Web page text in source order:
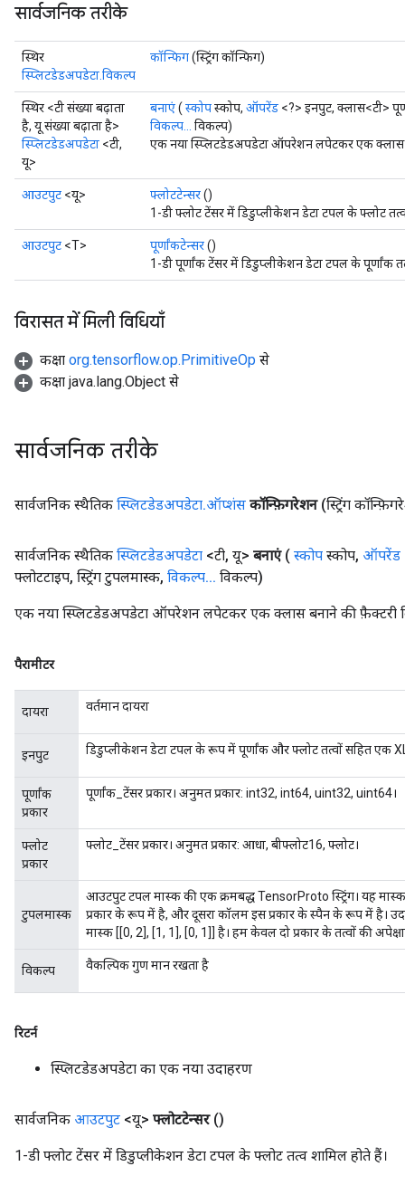
सार्वजनिक तरीके
स्थिर
स्प्लिटडेडअपडेटा.विकल्प
कॉन्फिग(स्ट्रिंग कॉन्फिग)
स्थिर <टी संख्या बढ़ाता
है, यू संख्या बढ़ाता है>
स्प्लिटडेडअपडेटा <टी,
यू>
बनाएं( स्कोपस्कोप, ऑपरेंड <?> इनपुट, क्लास<टी>
विकल्प...
विकल्प)
एक नया स्प्लिटडेडअपडेटा ऑपरेशन लपेटकर एक क्लास
आउटपुट <यू> फ्लोटटेन्सर()
1-डी फ्लोट टेंसर में डिडुप्लीकेशन डेटा टपल के फ्लोट
आउटपुट <T> पूर्णांकटेन्सर()
1-डी पूर्णांक टेंसर में डिडुप्लीकेशन डेटा टपल के पूर्णांक
विरासत में मिली विधियाँ
कक्षा org.tensorflow.op.PrimitiveOp से
कक्षा java.lang.Object से
सार्वजनिक तरीके
सार्वजनिक स्थैतिक स्प्लिटडेडअपडेटा.ऑप्शंस कॉन्फ़िगरेशन (स्ट्रिंग
सार्वजनिक स्थैतिक स्प्लिटडेडअपडेटा <टी, यू> बनाएं ( स्कोप स्कोप, ऑपरेंड
फ्लोटटाइप, स्ट्रिंग टुपलमास्क, विकल्प... विकल्प)
एक नया स्प्लिटडेडअपडेटा ऑपरेशन लपेटकर एक क्लास बनाने की फ़ैक्टरी
पैरामीटर
दायरा वर्तमान दायरा
इनपुट डिडुप्लीकेशन डेटा टपल के रूप में पूर्णांक और फ्लोट तत्वों सहित एक
पूर्णांक
प्रकार
पूर्णांक_टेंसर प्रकार। अनुमत प्रकार: int32, int64, uint32, uint64।
फ्लोट
प्रकार
फ्लोट_टेंसर प्रकार। अनुमत प्रकार: आधा, बीफ्लोट16, फ्लोट।
टुपलमास्क
आउटपुट टपल मास्क की एक क्रमबद्ध TensorProto स्ट्रिंग। यह
प्रकार के रूप में है, और दूसरा कॉलम इस प्रकार के स्पैन के रूप में है।
मास्क [[0, 2], [1, 1], [0, 1]] है। हम केवल दो प्रकार के तत्वों की
विकल्प वैकल्पिक गुण मान रखता है
रिटर्न
स्प्लिटडेडअपडेटा का एक नया उदाहरण
सार्वजनिक आउटपुट <यू> फ्लोटटेन्सर ()
1-डी फ्लोट टेंसर में डिडुप्लीकेशन डेटा टपल के फ्लोट तत्व शामिल होते हैं।